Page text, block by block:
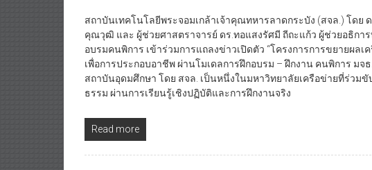
สถาบันเทคโนโลยีพระจอมเกล้าเจ้าคุณทหารลาดกระบัง (สจล.) โดย
คุณวุฒิ และ ผู้ช่วยศาสตราจารย์ ดร.ทอแสงรัศมี ถีถะแก้ว ผู้ช่วยอธิกา
อบรมคนพิการ เข้าร่วมการแถลงข่าวเปิดตัว “โครงการการขยายผล
เพื่อการประกอบอาชีพ ผ่านโมเดลการฝึกอบรม – ฝึกงาน คนพิการ มจ
สถาบันอุดมศึกษา โดย สจล. เป็นหนึ่งในมหาวิทยาลัยเครือข่ายที่ร่วม
ธรรม ผ่านการเรียนรู้เชิงปฏิบัติและการฝึกงานจริง
Read more